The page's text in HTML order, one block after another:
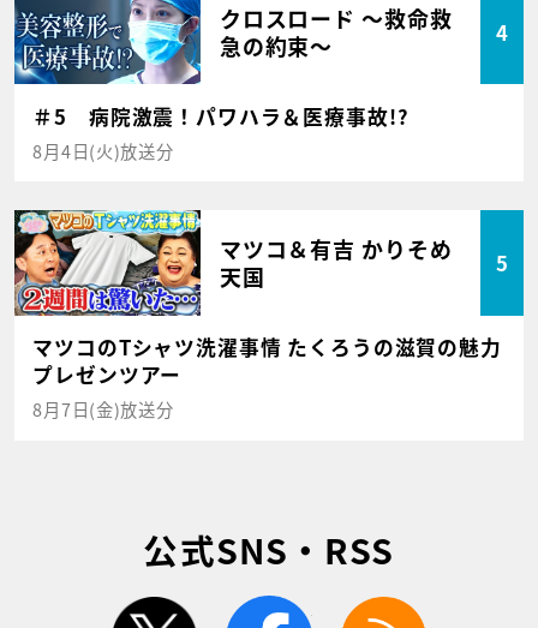
クロスロード ～救命救
急の約束～
4
＃5 病院激震！パワハラ＆医療事故!?
8月4日(火)放送分
マツコ＆有吉 かりそめ
天国
5
マツコのTシャツ洗濯事情 たくろうの滋賀の魅力
プレゼンツアー
8月7日(金)放送分
公式SNS・RSS
twitter facebook